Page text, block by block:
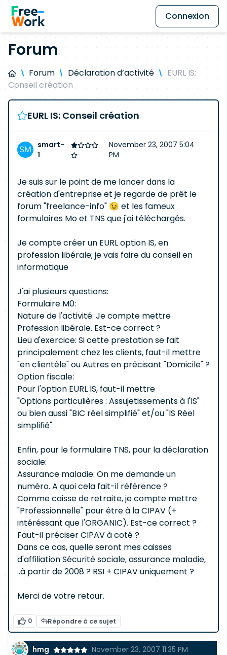
Connexion
Forum
Forum Déclaration d’activité
EURL IS:
Conseil création
EURL IS: Conseil création
smart-
1
November 23, 2007 5:04
PM
Je suis sur le point de me lancer dans la
création d'entreprise et je regarde de prêt le
forum "freelance-info" 😉 et les fameux
formulaires Mo et TNS que j'ai téléchargés.
Je compte créer un EURL option IS, en
profession libérale; je vais faire du conseil en
informatique
J'ai plusieurs questions:
Formulaire M0:
Nature de l'activité: Je compte mettre
Profession libérale. Est-ce correct ?
Lieu d'exercice: Si cette prestation se fait
principalement chez les clients, faut-il mettre
"en clientèle" ou Autres en précisant "Domicile" ?
Option fiscale:
Pour l'option EURL IS, faut-il mettre
"Options particulières : Assujetissements à l'IS"
ou bien aussi "BIC réel simplifié" et/ou "IS Réel
simplifié"
Enfin, pour le formulaire TNS, pour la déclaration
sociale:
Assurance maladie: On me demande un
numéro. A quoi cela fait-il référence ?
Comme caisse de retraite, je compte mettre
"Professionnelle" pour être à la CIPAV (+
intéréssant que l'ORGANIC). Est-ce correct ?
Faut-il préciser CIPAV à coté ?
Dans ce cas, quelle seront mes caisses
d'affiliation Sécurité sociale, assurance maladie,
..à partir de 2008 ? RSI + CIPAV uniquement ?
Merci de votre retour.
0 Répondre à ce sujet
hmg November 23, 2007 11:35 PM